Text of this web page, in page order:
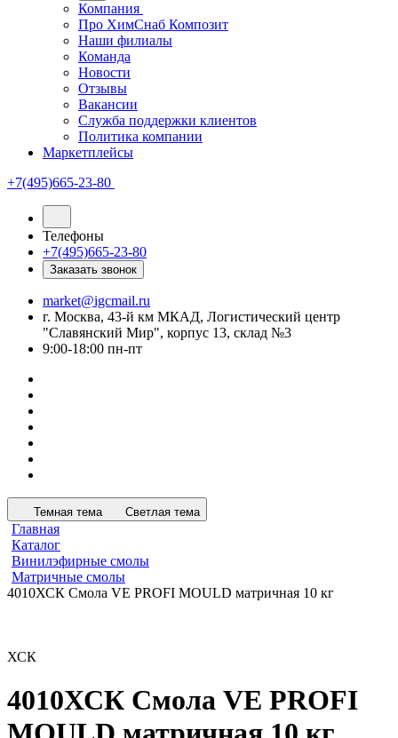
Компания
Про ХимСнаб Композит
Наши филиалы
Команда
Новости
Отзывы
Вакансии
Служба поддержки клиентов
Политика компании
Маркетплейсы
+7(495)665-23-80
Телефоны
+7(495)665-23-80
Заказать звонок
market@igcmail.ru
г. Москва, 43-й км МКАД, Логистический центр
"Славянский Мир", корпус 13, склад №3
9:00-18:00 пн-пт
Темная тема Светлая тема
Главная
Каталог
Винилэфирные смолы
Матричные смолы
4010ХСК Смола VE PROFI MOULD матричная 10 кг
ХСК
4010ХСК Смола VE PROFI